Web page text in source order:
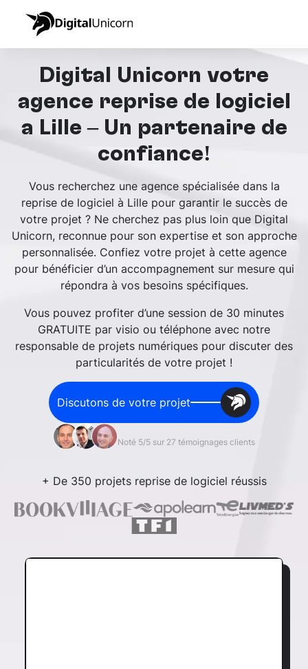
Digital Unicorn votre
agence reprise de logiciel
à Lille – Un partenaire de
confiance!
Vous recherchez une agence spécialisée dans la
reprise de logiciel à Lille pour garantir le succès de
votre projet ? Ne cherchez pas plus loin que Digital
Unicorn, reconnue pour son expertise et son approche
personnalisée. Confiez votre projet à cette agence
pour bénéficier d’un accompagnement sur mesure qui
répondra à vos besoins spécifiques.
Vous pouvez profiter d’une session de 30 minutes
GRATUITE par visio ou téléphone avec notre
responsable de projets numériques pour discuter des
particularités de votre projet !
Discutons de votre projet
Noté 5/5 sur 27 témoignages clients
+ De 350 projets reprise de logiciel réussis